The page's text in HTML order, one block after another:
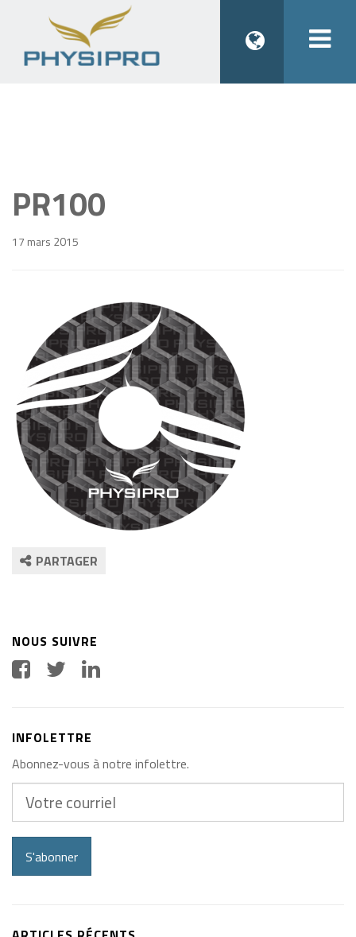
PR100
17 mars 2015
PARTAGER
NOUS SUIVRE
INFOLETTRE
Abonnez-vous à notre infolettre.
courriel
S'abonner